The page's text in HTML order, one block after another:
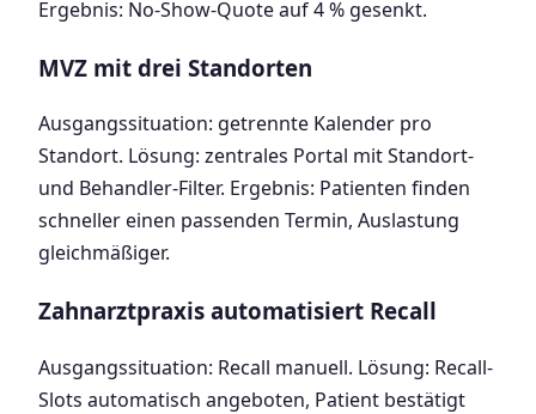
Ergebnis: No-Show-Quote auf 4 % gesenkt.
MVZ mit drei Standorten
Ausgangssituation: getrennte Kalender pro
Standort. Lösung: zentrales Portal mit Standort-
und Behandler-Filter. Ergebnis: Patienten finden
schneller einen passenden Termin, Auslastung
gleichmäßiger.
Zahnarztpraxis automatisiert Recall
Ausgangssituation: Recall manuell. Lösung: Recall-
Slots automatisch angeboten, Patient bestätigt